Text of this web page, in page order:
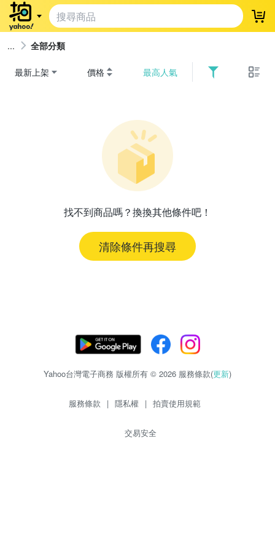
登
全部分類
最新上架 價格 最高人氣
找不到商品嗎？換換其他條件吧！
清除條件再搜尋
Yahoo台灣電子商務 版權所有 © 2026 服務條款(更新)
服務條款 | 隱私權 | 拍賣使用規範
交易安全